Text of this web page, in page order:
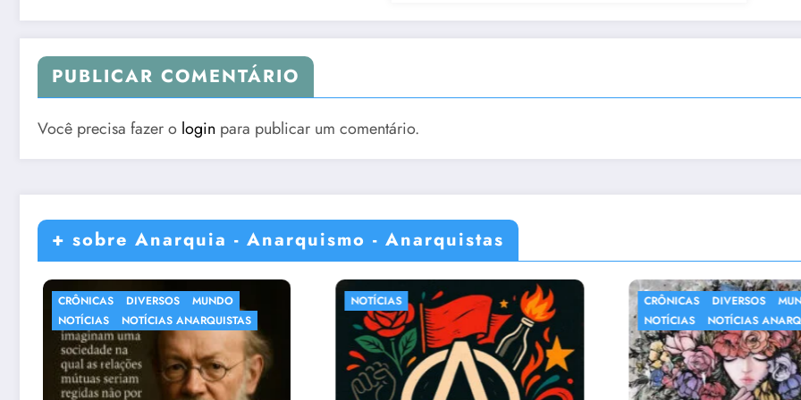
PUBLICAR COMENTÁRIO
Você precisa fazer o login para publicar um comentário.
+ sobre Anarquia - Anarquismo - Anarquistas
NOTÍCIAS CRÔNICAS DIVERSOS
MUNDO
NOTÍCIAS
NOTÍCIAS ANARQUISTAS